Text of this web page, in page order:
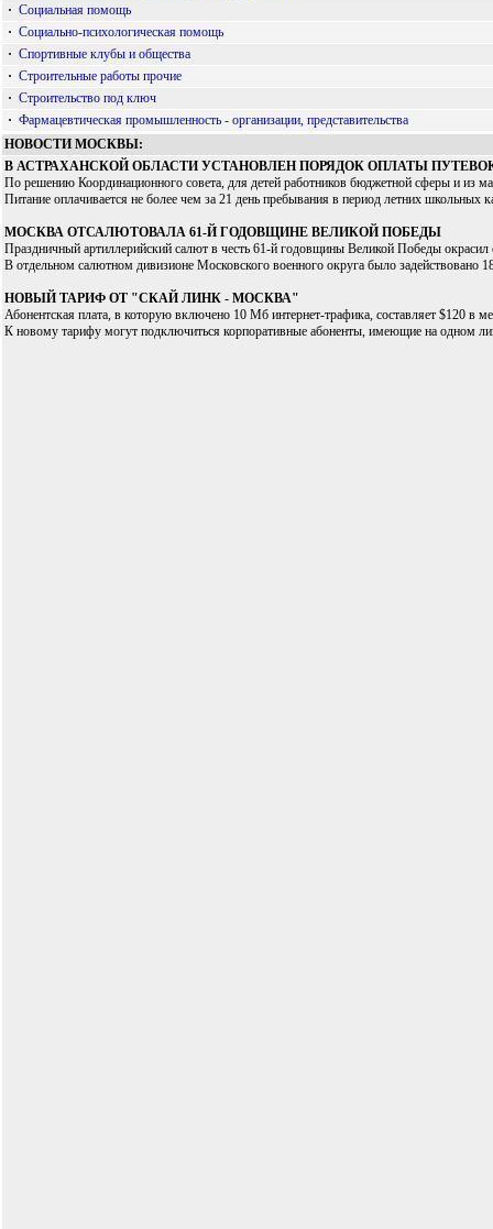
· Социальная помощь
· Социально-психологическая помощь
· Спортивные клубы и общества
· Строительные работы прочие
· Строительство под ключ
· Фармацевтическая промышленность - организации, представительства
НОВОСТИ МОСКВЫ:
В АСТРАХАНСКОЙ ОБЛАСТИ УСТАНОВЛЕН ПОРЯДОК ОПЛАТЫ
По решению Координационного совета, для детей работников бюджетной сферы и из
Питание оплачивается не более чем за 21 день пребывания в период летних
МОСКВА ОТСАЛЮТОВАЛА 61-Й ГОДОВЩИНЕ ВЕЛИКОЙ ПОБЕДЫ
Праздничный артиллерийский салют в честь 61-й годовщины Великой Победы
В отдельном салютном дивизионе Московского военного округа было задействовано
НОВЫЙ ТАРИФ ОТ "СКАЙ ЛИНК - МОСКВА"
Абонентская плата, в которую включено 10 Мб интернет-трафика, составляет $120 в
К новому тарифу могут подключиться корпоративные абоненты, имеющие на одном